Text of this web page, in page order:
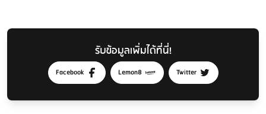
ชำระผ่านเครื่อง ATM/CDM: เขตกรุงเทพและปริมณฑล (บาท/รายการ)
เคาน์เตอร์เซอร์วิส 15 บาท* (สูงสุด 30,000 บาท/รายการ) เอ็ม บิล เพย์
(เดอะมอลล์ กรุ๊ป) 10 บาท ไปรษณียไทย 15 บาท โลตัส 10 บาท ทรูพาร์ท
เนอร์ 15 บาท* (สูงสุด 30,000 บาท/รายการ) การประปานครหลวง 10
บาท เอ็มเปย์ สเตชั่น (เอไอเอส/ เทเลวิช) 15 บาท ช้อปปี้เพย์ เคาน์เตอร์ 15
บาท* (สูงสุด 49,000 บาท/รายการ) เขตต่างจังหวัด (บาท/รายการ)
รับข้อมูลเพิ่มได้ที่นี่!
Facebook Lemon8 Twitter